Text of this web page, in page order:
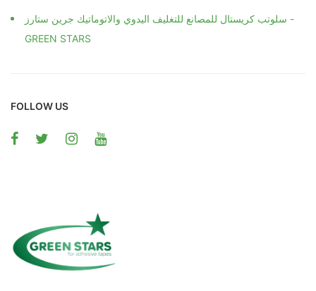
سلوتب كريستال للمصانع للتغليف اليدوي والاتوماتيك جرين ستارز -
GREEN STARS
FOLLOW US